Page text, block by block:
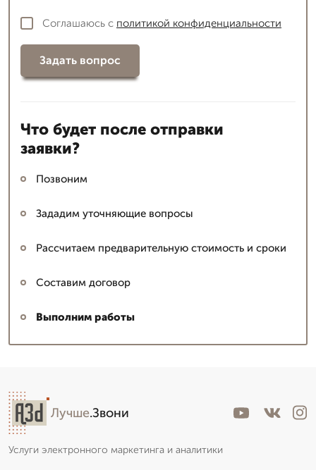
Соглашаюсь с политикой конфиденциальности
Задать вопрос
Что будет после отправки
заявки?
Позвоним
Зададим уточняющие вопросы
Рассчитаем предварительную стоимость и сроки
Составим договор
Выполним работы
Лучше.Звони
Услуги электронного маркетинга и аналитики